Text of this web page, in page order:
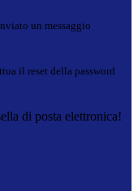
un messaggio
il reset della password
di posta elettronica!